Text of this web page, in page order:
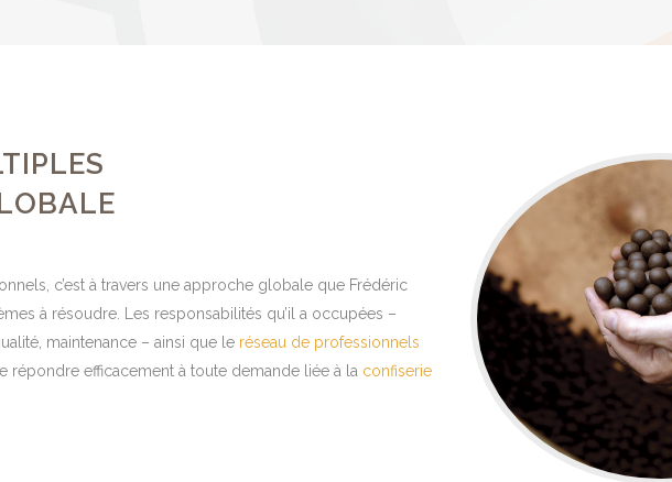
c’est à travers une approche globale que Frédéric
à résoudre. Les responsabilités qu’il a occupées –
maintenance – ainsi que le réseau de professionnels
répondre efficacement à toute demande liée à la confiserie